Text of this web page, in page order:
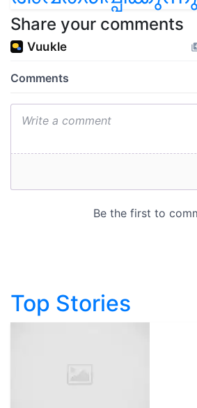
Share your comments
Top Stories